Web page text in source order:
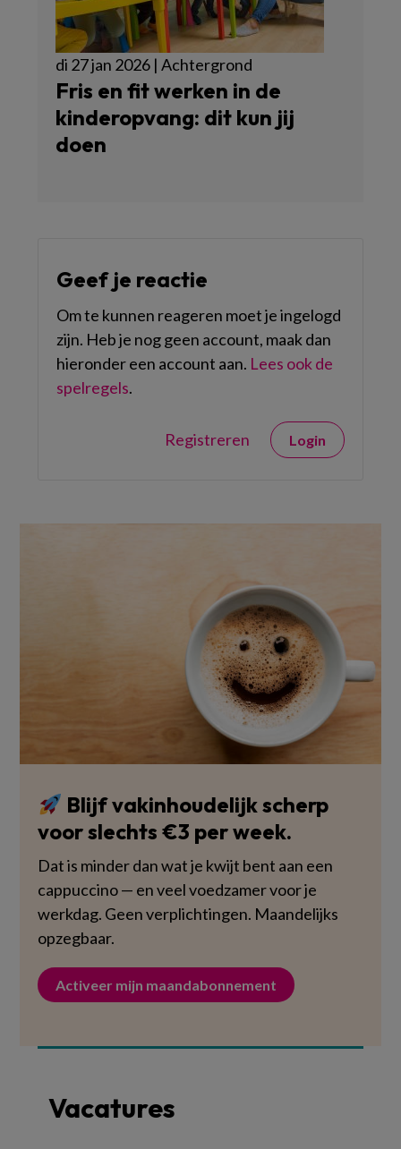
di 27 jan 2026 | Achtergrond
Fris en fit werken in de
kinderopvang: dit kun jij
doen
Geef je reactie
Om te kunnen reageren moet je ingelogd
zijn. Heb je nog geen account, maak dan
hieronder een account aan. Lees ook de
spelregels.
Registreren Login
Blijf vakinhoudelijk scherp
voor slechts €3 per week.
Dat is minder dan wat je kwijt bent aan een
cappuccino — en veel voedzamer voor je
werkdag. Geen verplichtingen. Maandelijks
opzegbaar.
Activeer mijn maandabonnement
Vacatures